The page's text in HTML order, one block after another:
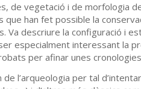
de vegetació i de morfologia
que han fet possible la
Va descriure la configuració i
especialment interessant la
per afinar unes
l’arqueologia per tal